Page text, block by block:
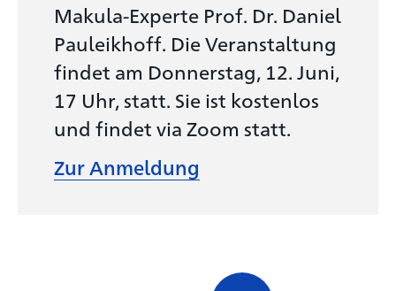
Makula-Experte Prof. Dr. Daniel
Pauleikhoff. Die Veranstaltung
findet am Donnerstag, 12. Juni,
17 Uhr, statt. Sie ist kostenlos
und findet via Zoom statt.
Zur Anmeldung